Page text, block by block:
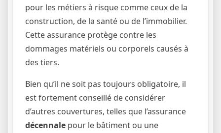
pour les métiers à risque comme ceux de la
construction, de la santé ou de l’immobilier.
Cette assurance protège contre les
dommages matériels ou corporels causés à
des tiers.
Bien qu’il ne soit pas toujours obligatoire, il
est fortement conseillé de considérer
d’autres couvertures, telles que l’assurance
décennale pour le bâtiment ou une